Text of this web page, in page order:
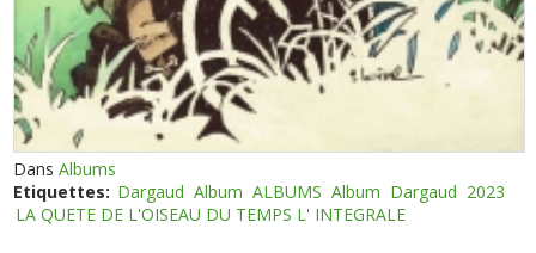
DansAlbums
Etiquettes: Dargaud Album ALBUMS Album Dargaud 2023
LA QUETE DE L'OISEAU DU TEMPS L' INTEGRALE